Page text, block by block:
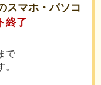
スマホ・パソコ
終了
で